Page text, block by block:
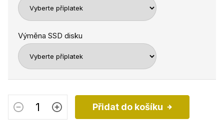
Výměna SSD disku
Přidat do košíku